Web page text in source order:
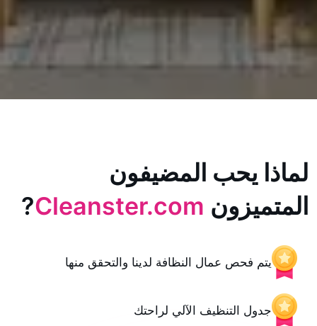
المضيفون
Cleanster.com
?
عمال النظافة لدينا والتحقق منها
التنظيف الآلي لراحتك